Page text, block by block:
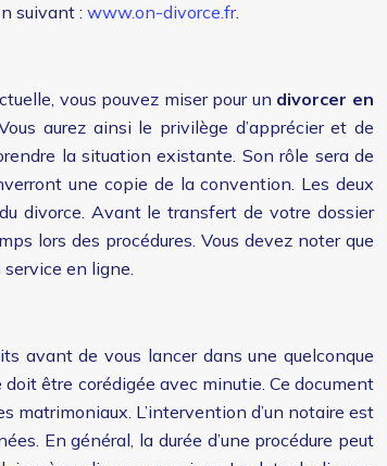
suivant : www.on-divorce.fr.
vous pouvez miser pour un divorcer en
aurez ainsi le privilège d’apprécier et de
la situation existante. Son rôle sera de
une copie de la convention. Les deux
divorce. Avant le transfert de votre dossier
lors des procédures. Vous devez noter que
service en ligne.
avant de vous lancer dans une quelconque
être corédigée avec minutie. Ce document
L’intervention d’un notaire est
En général, la durée d’une procédure peut